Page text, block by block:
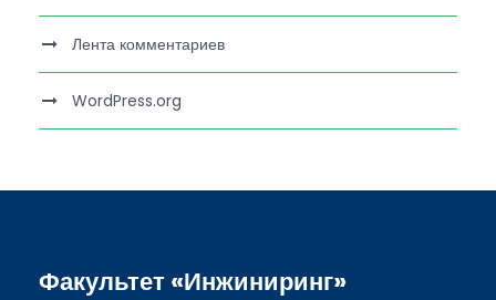
Лента комментариев
WordPress.org
Факультет «Инжиниринг»